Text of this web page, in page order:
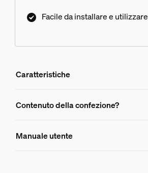
Facile da installare e utilizzare
Caratteristiche
Caratteristiche
8720169363700
Contenuto della confezione?
Manuale utente